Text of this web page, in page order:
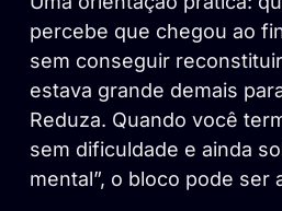
percebe que chegou ao
sem conseguir
estava grande demais
Reduza. Quando você
sem dificuldade e ainda
mental”, o bloco pode ser